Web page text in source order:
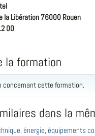
la Libération 76000 Rouen
00
la formation
concernant cette formation.
dans la
énergie, équipements